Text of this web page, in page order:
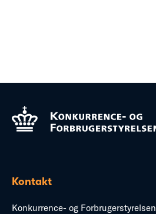
Kontakt
Konkurrence- og Forbrugerstyrelsen